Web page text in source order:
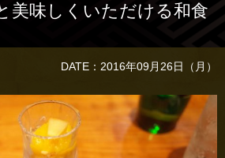
美味しくいただける和食
DATE：2016年09月26日（月）